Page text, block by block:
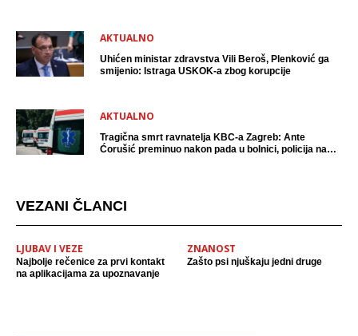
AKTUALNO
Uhićen ministar zdravstva Vili Beroš, Plenković ga
smijenio: Istraga USKOK-a zbog korupcije
AKTUALNO
Tragična smrt ravnatelja KBC-a Zagreb: Ante
Ćorušić preminuo nakon pada u bolnici, policija na
VEZANI ČLANCI
LJUBAV I VEZE
Najbolje rečenice za prvi kontakt
na aplikacijama za upoznavanje
ZNANOST
Zašto psi njuškaju jedni druge